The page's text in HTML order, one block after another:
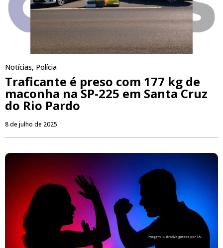
Notícias, Polícia
Traficante é preso com 177 kg de
maconha na SP-225 em Santa Cruz
do Rio Pardo
8 de julho de 2025